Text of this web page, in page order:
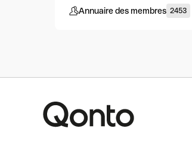
Annuaire des membres 2453